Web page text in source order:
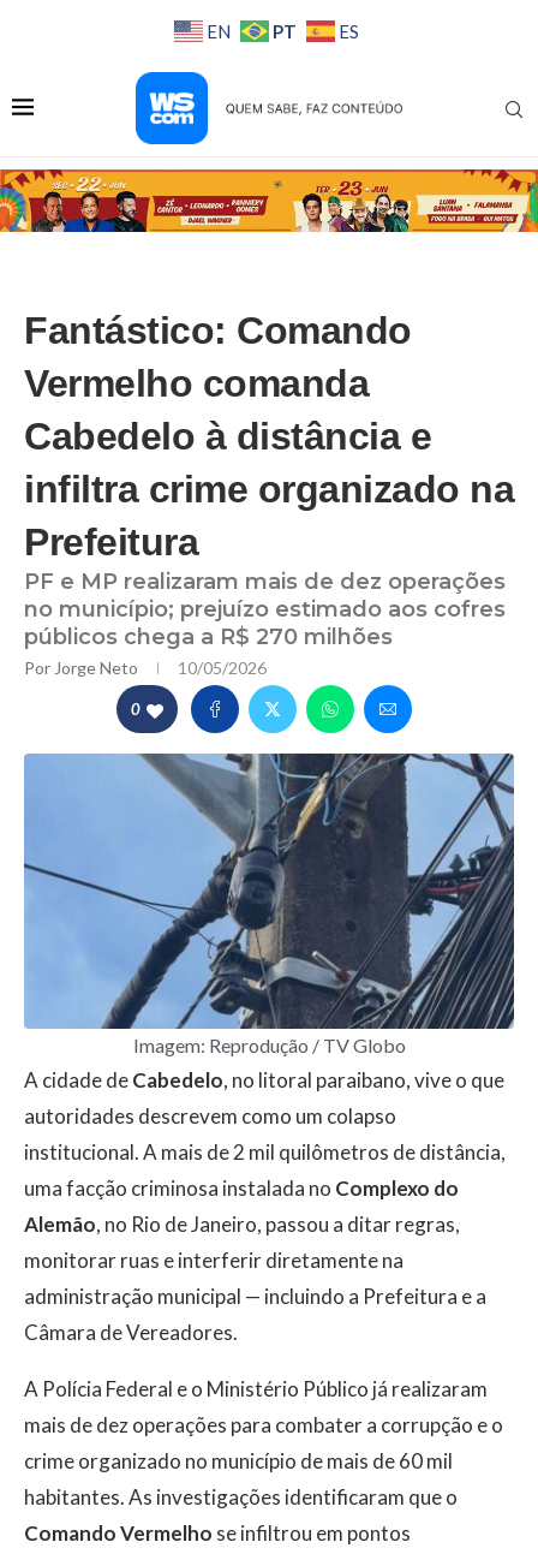
EN PT ES
Fantástico: Comando
Vermelho comanda
Cabedelo à distância e
infiltra crime organizado na
Prefeitura
PF e MP realizaram mais de dez operações
no município; prejuízo estimado aos cofres
públicos chega a R$ 270 milhões
Por Jorge Neto 10/05/2026
0
Imagem: Reprodução / TV Globo
A cidade deCabedelo, no litoral paraibano, vive o que
autoridades descrevem como um colapso
institucional. A mais de 2 mil quilômetros de distância,
uma facção criminosa instalada no Complexo do
Alemão, no Rio de Janeiro, passou a ditar regras,
monitorar ruas e interferir diretamente na
administração municipal — incluindo a Prefeitura e a
Câmara de Vereadores.
A Polícia Federal e o Ministério Público já realizaram
mais de dez operações para combater a corrupção e o
crime organizado no município de mais de 60 mil
habitantes. As investigações identificaram que o
Comando Vermelho se infiltrou em pontos